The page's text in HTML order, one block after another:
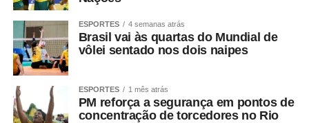
ESPORTES 4 semanas atrás
Brasil vai às quartas do Mundial de
vôlei sentado nos dois naipes
ESPORTES 1 mês atrás
PM reforça a segurança em pontos de
concentração de torcedores no Rio